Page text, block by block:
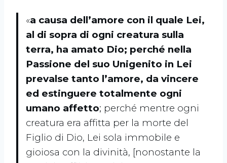
«a causa dell’amore con il quale Lei,
al di sopra di ogni creatura sulla
terra, ha amato Dio; perché nella
Passione del suo Unigenito in Lei
prevalse tanto l’amore, da vincere
ed estinguere totalmente ogni
umano affetto; perché mentre ogni
creatura era affitta per la morte del
Figlio di Dio, Lei sola immobile e
gioiosa con la divinità, [nonostante la